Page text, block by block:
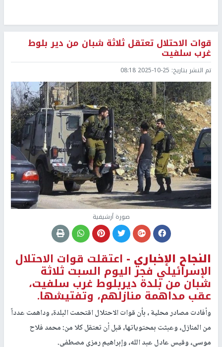
قوات الاحتلال تعتقل ثلاثة شبان من دير بلوط
غرب سلفيت
تم النشر بتاريخ: 2025-10-25 08:18
صورة أرشيفية
النجاح الإخباري - اعتقلت قوات الاحتلال
الإسرائيلي فجر اليوم السبت ثلاثة
شبان من بلدة ديربلوط غرب سلفيت،
عقب مداهمة منازلهم، وتفتيشها.
وأفادت مصادر محلية ، بأن قوات الاحتلال اقتحمت البلدة، وداهمت عدداً
من المنازل، وعبثت بمحتوياتها، قبل أن تعتقل كلا من: محمد فلاح
موسى، وقيس عادل عبد الله، وإبراهيم رمزي مصطفى.